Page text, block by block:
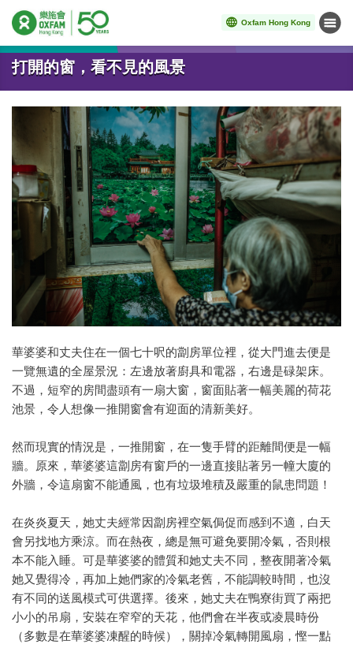
Oxfam Hong Kong Menu
Start main content
打開的窗，看不見的風景
華婆婆和丈夫住在一個七十呎的劏房單位裡，從大門進去便是
一覽無遺的全屋景況：左邊放著廚具和電器，右邊是碌架床。
不過，短窄的房間盡頭有一扇大窗，窗面貼著一幅美麗的荷花
池景，令人想像一推開窗會有迎面的清新美好。
然而現實的情況是，一推開窗，在一隻手臂的距離間便是一幅
牆。原來，華婆婆這劏房有窗戶的一邊直接貼著另一幢大廈的
外牆，令這扇窗不能通風，也有垃圾堆積及嚴重的鼠患問題！
在炎炎夏天，她丈夫經常因劏房裡空氣侷促而感到不適，白天
會另找地方乘涼。而在熱夜，總是無可避免要開冷氣，否則根
本不能入睡。可是華婆婆的體質和她丈夫不同，整夜開著冷氣
她又覺得冷，再加上她們家的冷氣老舊，不能調較時間，也沒
有不同的送風模式可供選擇。後來，她丈夫在鴨寮街買了兩把
小小的吊扇，安裝在窄窄的天花，他們會在半夜或凌晨時份
（多數是在華婆婆凍醒的時候），關掉冷氣轉開風扇，慳一點